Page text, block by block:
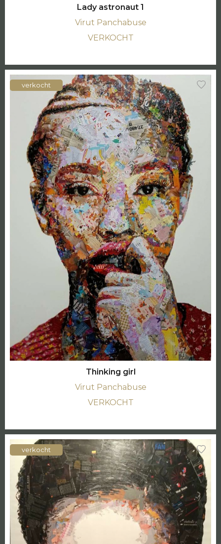
Lady astronaut 1
Virut Panchabuse
VERKOCHT
verkocht
Thinking girl
Virut Panchabuse
VERKOCHT
verkocht